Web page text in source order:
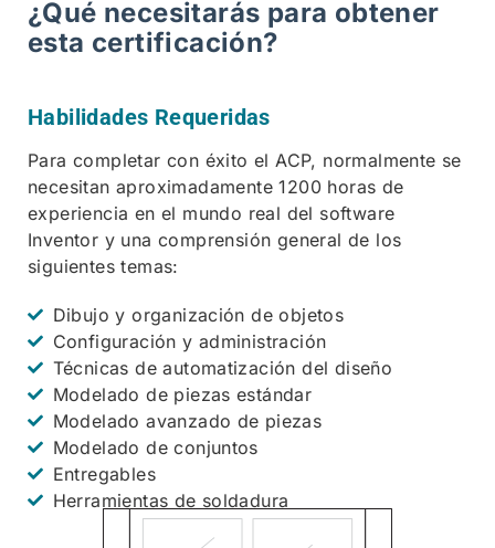
¿Qué necesitarás para obtener
esta certificación?
Habilidades Requeridas
Para completar con éxito el ACP, normalmente se
necesitan aproximadamente 1200 horas de
experiencia en el mundo real del software
Inventor y una comprensión general de los
siguientes temas:
Dibujo y organización de objetos
Configuración y administración
Técnicas de automatización del diseño
Modelado de piezas estándar
Modelado avanzado de piezas
Modelado de conjuntos
Entregables
Herramientas de soldadura